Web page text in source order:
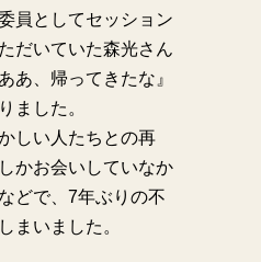
員としてセッション
だいていた森光さん
あ、帰ってきたな』
ました。
しい人たちとの再
かお会いしていなか
どで、7年ぶりの不
まいました。